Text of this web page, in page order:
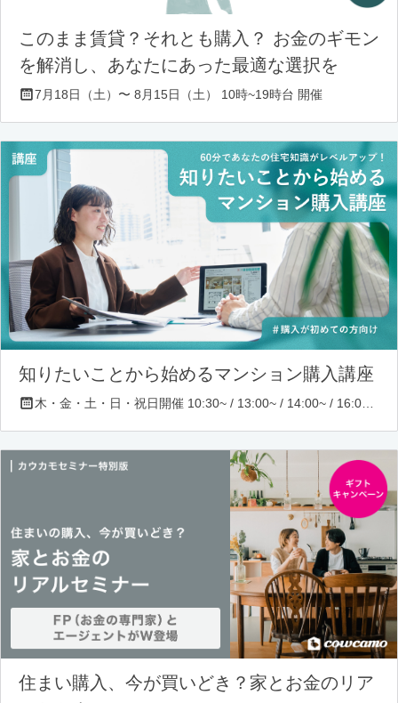
このまま賃貸？それとも購入？ お金のギモン
を解消し、あなたにあった最適な選択を
7月18日（土）〜 8月15日（土） 10時~19時台 開催
知りたいことから始めるマンション購入講座
住まい購入、今が買いどき？家とお金のリア